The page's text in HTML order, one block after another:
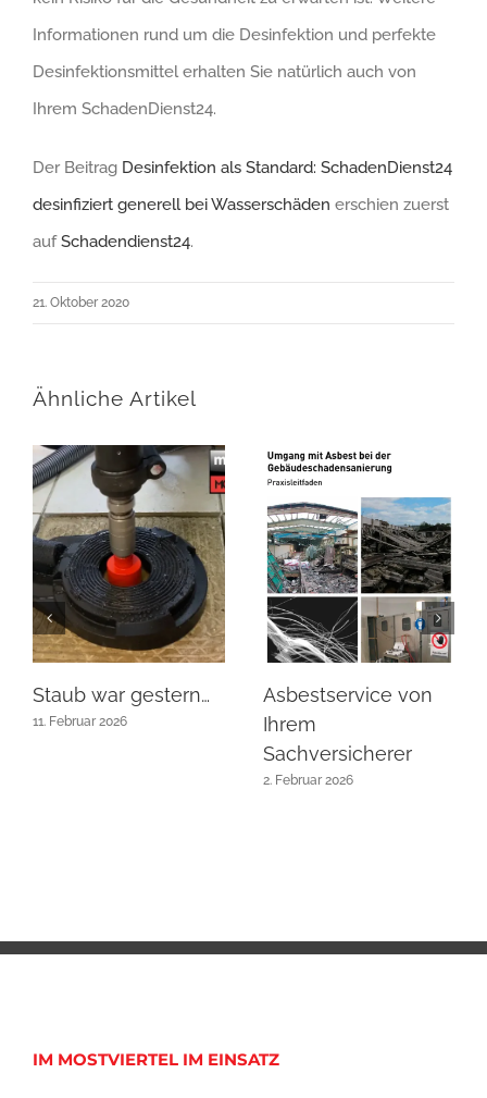
Informationen rund um die Desinfektion und perfekte
Desinfektionsmittel erhalten Sie natürlich auch von
Ihrem SchadenDienst24.
Der Beitrag Desinfektion als Standard: SchadenDienst24
desinfiziert generell bei Wasserschäden erschien zuerst
aufSchadendienst24.
21. Oktober 2020
Ähnliche Artikel
Staub war gestern…
11. Februar 2026
Asbestservice von
Ihrem
Sachversicherer
2. Februar 2026
IM MOSTVIERTEL IM EINSATZ